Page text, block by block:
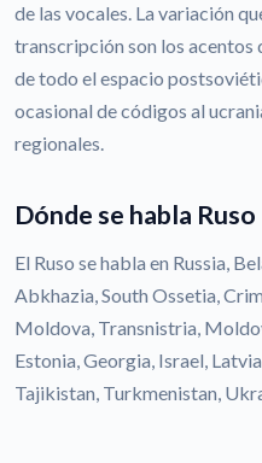
de las vocales. La variación
transcripción son los acentos
de todo el espacio
ocasional de códigos al
regionales.
Dónde se habla Ruso
El Ruso se habla en Russia,
Abkhazia, South Ossetia,
Moldova, Transnistria,
Estonia, Georgia, Israel,
Tajikistan, Turkmenistan,